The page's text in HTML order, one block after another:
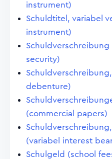
instrument)
Schuldtitel, variabel
instrument)
security)
debenture)
(commercial papers)
(variabel interest
Schulgeld (school